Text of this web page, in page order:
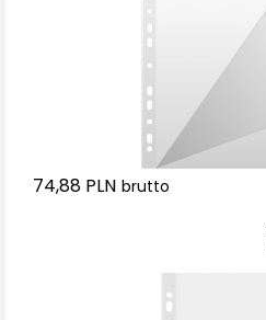
74,88 PLN brutto